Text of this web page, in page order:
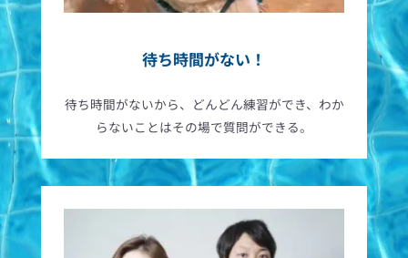
待ち時間がない！
待ち時間がないから、どんどん練習ができ、わか
らないことはその場で質問ができる。